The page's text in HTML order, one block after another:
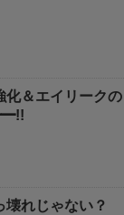
化＆エイリークの
壊れじゃない？